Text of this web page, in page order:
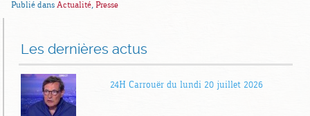
Publié dans Actualité,Presse
Les dernières actus
24H Carrouër du lundi 20 juillet 2026